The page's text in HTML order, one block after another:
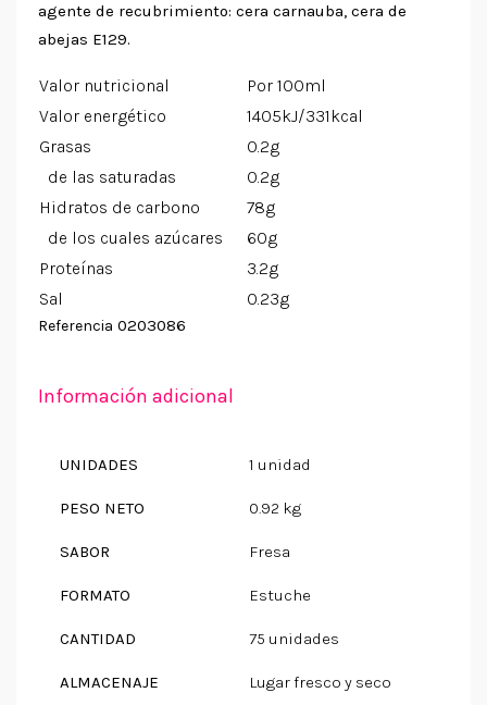
agente de recubrimiento: cera carnauba, cera de
abejas E129.
Valor nutricional
Por 100ml
Valor energético
1405kJ/331kcal
Grasas
0.2g
de las saturadas
0.2g
Hidratos de carbono
78g
de los cuales azúcares
60g
Proteínas
3.2g
Sal
0.23g
Referencia 0203086
Información adicional
UNIDADES 1 unidad
PESO NETO 0.92 kg
SABOR Fresa
FORMATO Estuche
CANTIDAD 75 unidades
ALMACENAJE Lugar fresco y seco